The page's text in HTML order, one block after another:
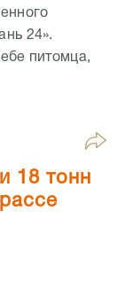
24».
питомца,
18 тонн